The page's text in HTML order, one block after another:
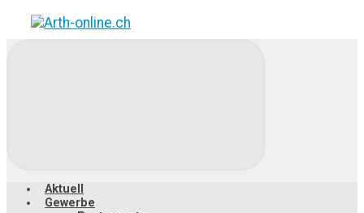
Zum
Hauptinhalt
Aktuell
Gewerbe